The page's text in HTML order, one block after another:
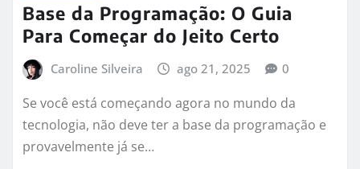
Base da Programação: O Guia
Para Começar do Jeito Certo
Caroline Silveira ago 21, 2025 0
Se você está começando agora no mundo da
tecnologia, não deve ter a base da programação e
provavelmente já se…